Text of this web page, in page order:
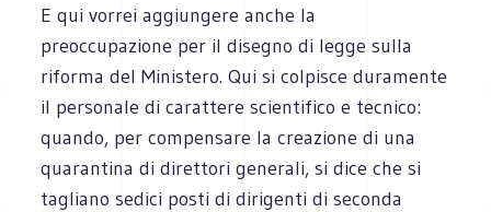
E qui vorrei aggiungere anche la
preoccupazione per il disegno di legge sulla
riforma del Ministero. Qui si colpisce duramente
il personale di carattere scientifico e tecnico:
quando, per compensare la creazione di una
quarantina di direttori generali, si dice che si
tagliano sedici posti di dirigenti di seconda